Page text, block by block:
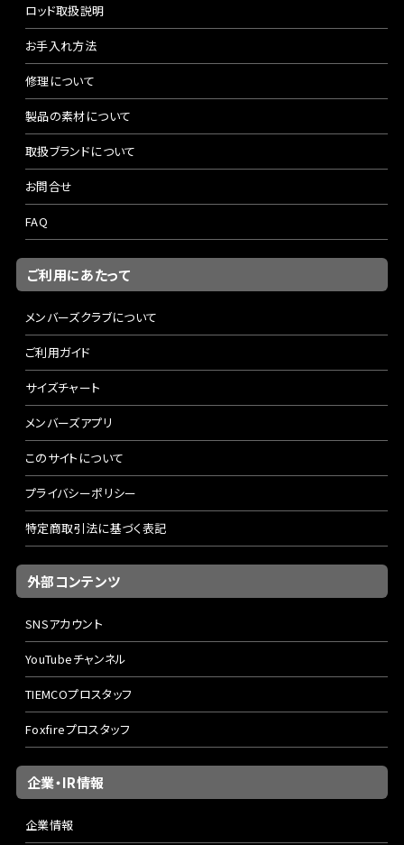
ロッド取扱説明
お手入れ方法
修理について
製品の素材について
取扱ブランドについて
お問合せ
FAQ
ご利用にあたって
メンバーズクラブについて
ご利用ガイド
サイズチャート
メンバーズアプリ
このサイトについて
プライバシーポリシー
特定商取引法に基づく表記
外部コンテンツ
SNSアカウント
YouTubeチャンネル
TIEMCOプロスタッフ
Foxfireプロスタッフ
企業・IR情報
企業情報